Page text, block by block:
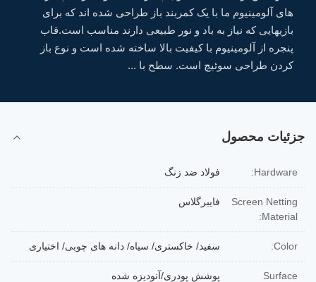
های آلومینیوم ما با یک کمربند باز طراحی شده اند که برای
بازیهایی که نیاز به باد و نور طبیعی دارند مناسب است.قاب
پنجره از آلومینیوم با کیفیت بالا ساخته شده است و نوع باز
کردن طراحی سوئیچ است. سطح با ...
جزئیات محصول
Hardware: فولاد ضد زنگ
Screen Netting
Material:
فایبرگلاس
Color: سفید/ خاکستری/ سیاه/ دانه های چوبی/ اختیاری
Surface
پوشش پودری/آنودیزه شده